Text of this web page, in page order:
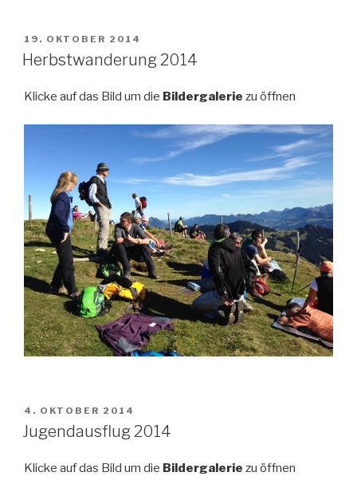
VERÖFFENTLICHT
AM
19. OKTOBER 2014
Herbstwanderung 2014
Klicke auf das Bild um die Bildergalerie zu öffnen
VERÖFFENTLICHT
AM
4. OKTOBER 2014
Jugendausflug 2014
Klicke auf das Bild um die Bildergalerie zu öffnen